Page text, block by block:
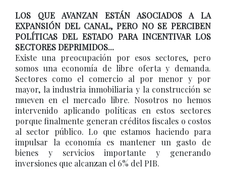
LOS QUE AVANZAN ESTÁN ASOCIADOS A LA
EXPANSIÓN DEL CANAL, PERO NO SE PERCIBEN
POLÍTICAS DEL ESTADO PARA INCENTIVAR LOS
SECTORES DEPRIMIDOS...
Existe una preocupación por esos sectores, pero
somos una economía de libre oferta y demanda.
Sectores como el comercio al por menor y por
mayor, la industria inmobiliaria y la construcción se
mueven en el mercado libre. Nosotros no hemos
intervenido aplicando políticas en estos sectores
porque finalmente generan créditos fiscales o costos
al sector público. Lo que estamos haciendo para
impulsar la economía es mantener un gasto de
bienes y servicios importante y generando
inversiones que alcanzan el 6% del PIB.